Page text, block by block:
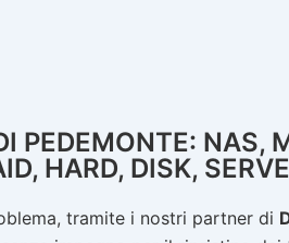
PEDEMONTE: NAS,
HARD, DISK,
tramite i nostri partner di